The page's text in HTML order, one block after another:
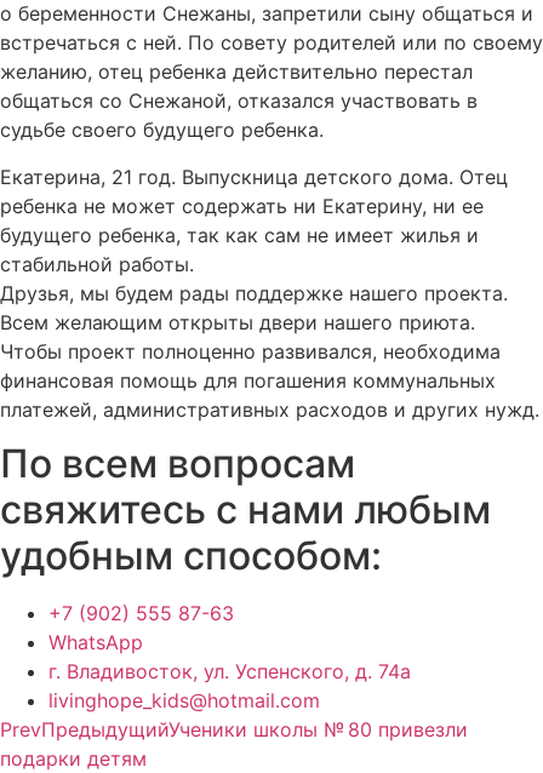
о беременности Снежаны, запретили сыну общаться и
встречаться с ней. По совету родителей или по своему
желанию, отец ребенка действительно перестал
общаться со Снежаной, отказался участвовать в
судьбе своего будущего ребенка.
Екатерина, 21 год. Выпускница детского дома. Отец
ребенка не может содержать ни Екатерину, ни ее
будущего ребенка, так как сам не имеет жилья и
стабильной работы.
Друзья, мы будем рады поддержке нашего проекта.
Всем желающим открыты двери нашего приюта.
Чтобы проект полноценно развивался, необходима
финансовая помощь для погашения коммунальных
платежей, административных расходов и других нужд.
По всем вопросам
свяжитесь с нами любым
удобным способом:
+7 (902) 555 87-63
WhatsApp
г. Владивосток, ул. Успенского, д. 74а
livinghope_kids@hotmail.com
PrevПредыдущийУченики школы № 80 привезли
подарки детям